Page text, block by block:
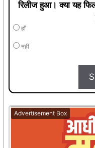
रिलीज हुआ। क्या यह
हाँ
नहीं
Advertisement Box